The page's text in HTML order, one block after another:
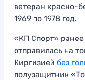
ветеран красно-
1969 по 1978 год.
«КП Спорт» ранее
отправилась на
Киргизией без
полузащитник